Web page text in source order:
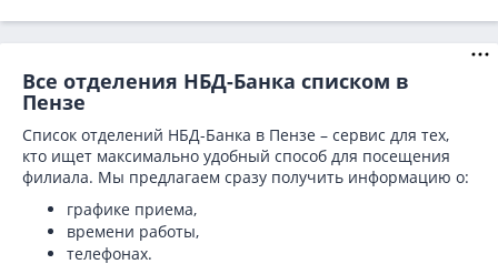
Все отделения НБД-Банка списком в
Пензе
Список отделений НБД-Банка в Пензе – сервис для тех,
кто ищет максимально удобный способ для посещения
филиала. Мы предлагаем сразу получить информацию о:
графике приема,
времени работы,
телефонах.